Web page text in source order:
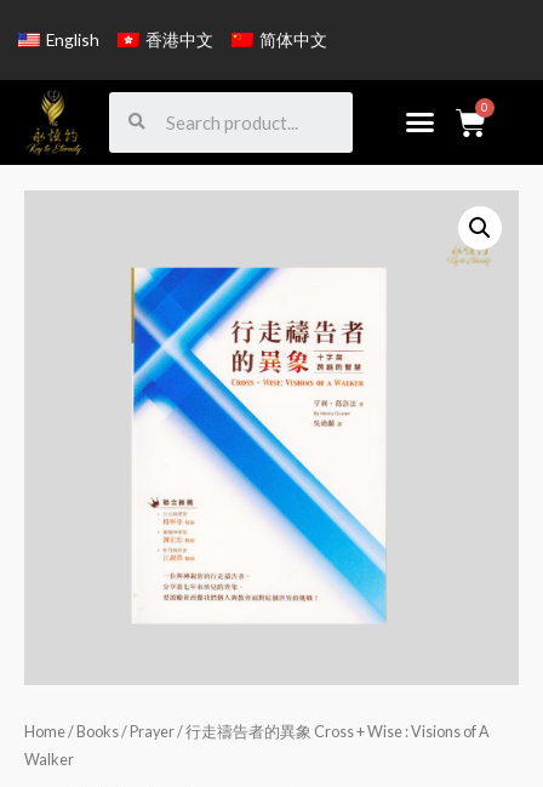
English 香港中文 简体中文
Home/ Books/ Prayer/ 行走禱告者的異象 Cross + Wise : Visions of A
Walker